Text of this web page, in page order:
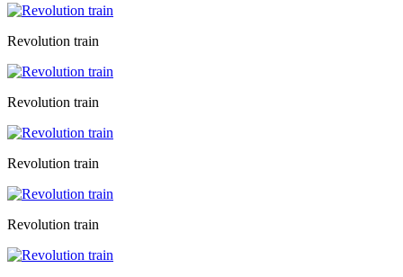
Revolution train
Revolution train
Revolution train
Revolution train